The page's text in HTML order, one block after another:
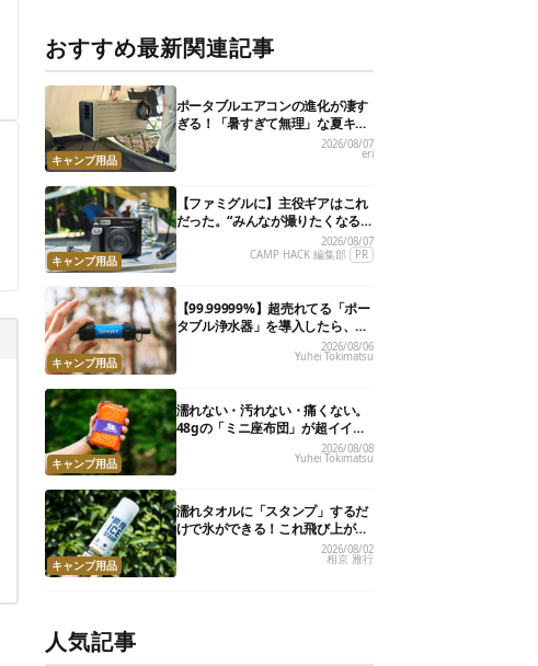
おすすめ最新関連記事
キャンプ用品
ポータブルエアコンの進化が凄す
ぎる！「暑すぎて無理」な夏キャ
ンプを激変させる最新5選2026/08/07
eri
キャンプ用品
【ファミグルに】主役ギアはこれ
だった。“みんなが撮りたくなる
カメラ”が楽しすぎる！
2026/08/07
CAMP HACK 編集部
PR
キャンプ用品
【99.99999%】超売れてる「ポー
タブル浄水器」を導入したら、防
災が明確に自分ごと化した2026/08/06
Yuhei Tokimatsu
キャンプ用品
濡れない・汚れない・痛くない。
48gの「ミニ座布団」が超イイ具
合
2026/08/08
Yuhei Tokimatsu
キャンプ用品
濡れタオルに「スタンプ」するだ
けで氷ができる！これ飛び上がる
くらい涼しくて最高だった2026/08/02
相京 雅行
人気記事